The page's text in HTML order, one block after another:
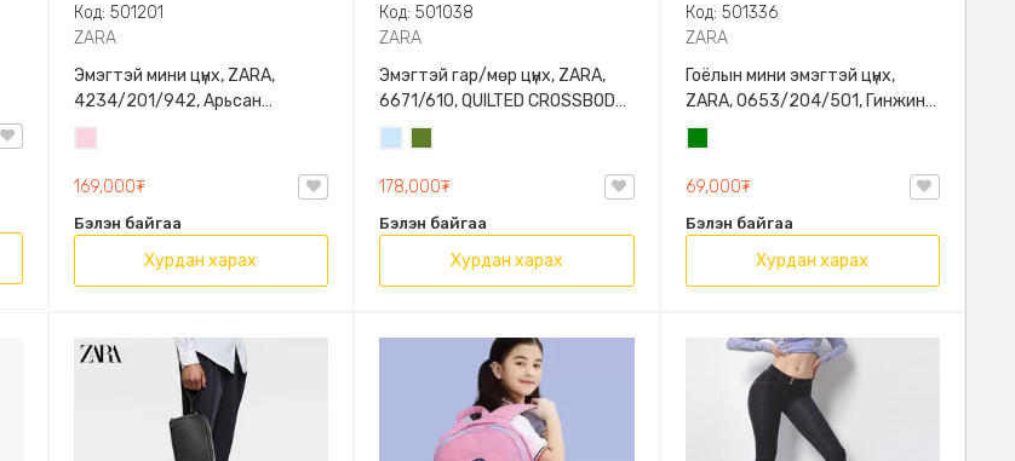
Код: 501201
ZARA
Эмэгтэй мини цүнх, ZARA,
4234/201/942, Арьсан
материалтай, LIMITED EDITION
OVAL LEATHER HANDBAG TRF
169,000₮
Бэлэн байгаа
Хурдан харах
Код: 501038
ZARA
Эмэгтэй гар/мөр цүнх, ZARA,
6671/610, QUILTED CROSSBODY
BAG WITH HANDLE
178,000₮
Бэлэн байгаа
Хурдан харах
Код: 501336
ZARA
Гоёлын мини эмэгтэй цүнх,
ZARA, 0653/204/501, Гинжин
оосортой, Дотроо тольтой
69,000₮
Бэлэн байгаа
Хурдан харах